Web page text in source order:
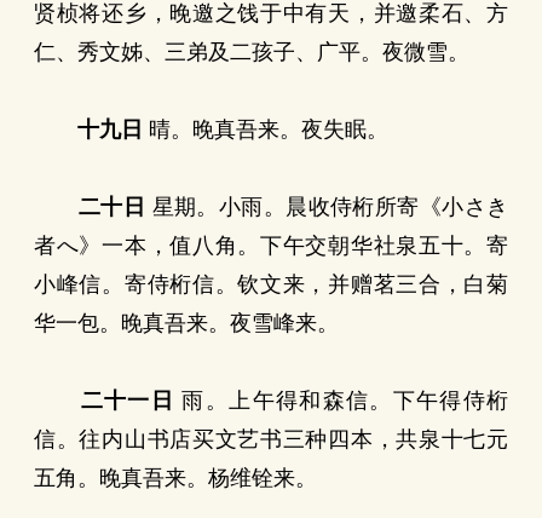
贤桢将还乡，晚邀之饯于中有天，并邀柔石、方
仁、秀文姊、三弟及二孩子、广平。夜微雪。
十九日 晴。晚真吾来。夜失眠。
二十日 星期。小雨。晨收侍桁所寄《小さき
者へ》一本，值八角。下午交朝华社泉五十。寄
小峰信。寄侍桁信。钦文来，并赠茗三合，白菊
华一包。晚真吾来。夜雪峰来。
二十一日 雨。上午得和森信。下午得侍桁
信。往内山书店买文艺书三种四本，共泉十七元
五角。晚真吾来。杨维铨来。